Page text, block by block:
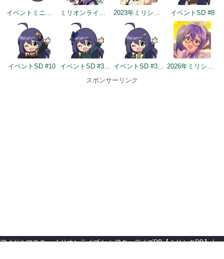
イベントミニゲームSD（2022/11/30） ミリオンライブ10周年記念トップ画面 2023年ミリシタ4周年イメージ イベントSD #8
イベントSD #10 イベントSD #350 イベントSD #395
2026年ミリシタ9周年カウントダウン（2日前）
スポンサーリンク
アイドルマスター ミリオンライブ！ シアターデイズDB【ミリシタDB】